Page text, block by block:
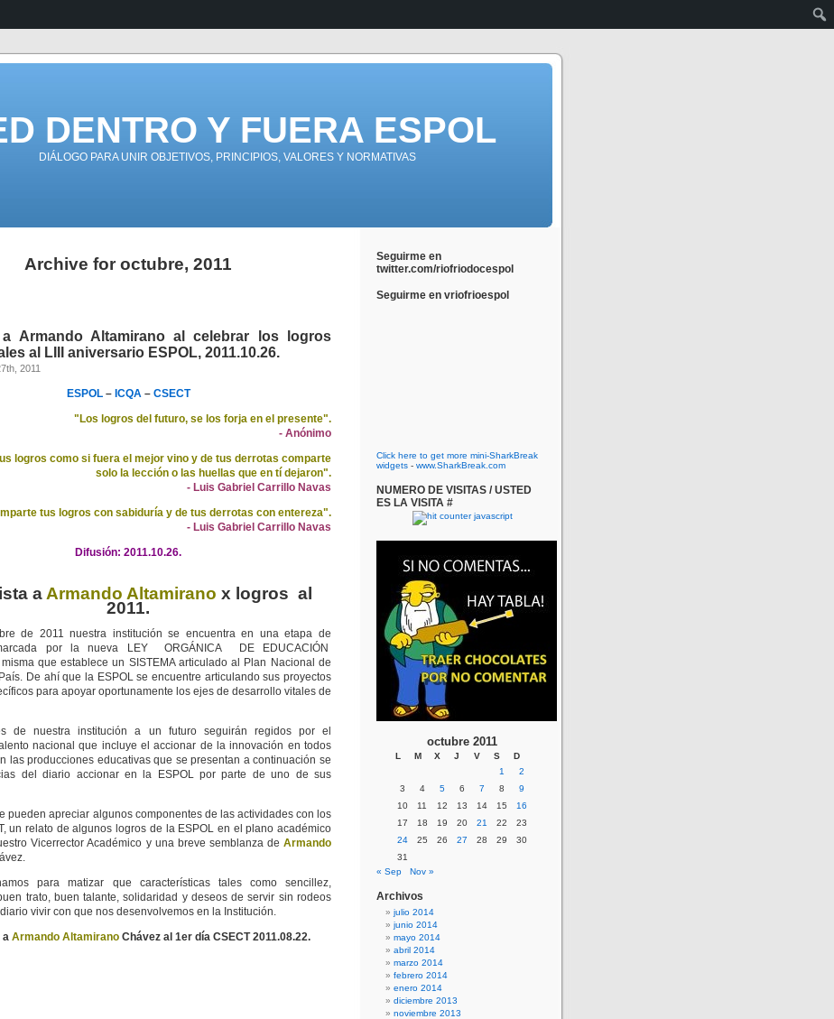
DENTRO Y FUERA ESPOL
DIÁLOGO PARA UNIR OBJETIVOS, PRINCIPIOS, VALORES Y NORMATIVAS
Archive for octubre, 2011
a Armando Altamirano al celebrar los logros
al LIII aniversario ESPOL, 2011.10.26.
2011
ESPOL– ICQA– CSECT
"Los logros del futuro, se los forja en el presente".
- Anónimo
logros como si fuera el mejor vino y de tus derrotas comparte
solo la lección o las huellas que en tí dejaron".
- Luis Gabriel Carrillo Navas
tus logros con sabiduría y de tus derrotas con entereza".
- Luis Gabriel Carrillo Navas
Difusión: 2011.10.26.
a Armando Altamirano x logros al
2011.
de 2011 nuestra institución se encuentra en una etapa de
por la nueva LEY ORGÁNICA DE EDUCACIÓN
que establece un SISTEMA articulado al Plan Nacional de
De ahí que la ESPOL se encuentre articulando sus proyectos
para apoyar oportunamente los ejes de desarrollo vitales de
de nuestra institución a un futuro seguirán regidos por el
nacional que incluye el accionar de la innovación en todos
las producciones educativas que se presentan a continuación se
del diario accionar en la ESPOL por parte de uno de sus
pueden apreciar algunos componentes de las actividades con los
un relato de algunos logros de la ESPOL en el plano académico
Vicerrector Académico y una breve semblanza de Armando
para matizar que características tales como sencillez,
trato, buen talante, solidaridad y deseos de servir sin rodeos
vivir con que nos desenvolvemos en la Institución.
a Armando AltamiranoChávez al 1er día CSECT 2011.08.22.
Seguirme en
twitter.com/riofriodocespol
Seguirme en vriofrioespol
Click here to get more mini-SharkBreak
widgets - www.SharkBreak.com
NUMERO DE VISITAS / USTED
ES LA VISITA #
octubre 2011
L M X J V S
D
1
2
3
4 5 6 7 8
9
10
11 12 13 14 15
16
17
18 19 20 21 22
23
24
25 26 27 28 29
30
31
« Sep
Nov »
Archivos
julio 2014
junio 2014
mayo 2014
abril 2014
marzo 2014
febrero 2014
enero 2014
diciembre 2013
noviembre 2013